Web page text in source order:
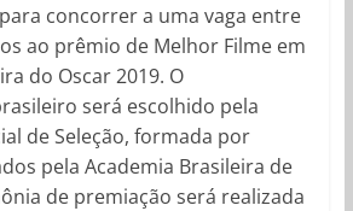
concorrer a uma vaga entre
ao prêmio de Melhor Filme em
do Oscar 2019. O
será escolhido pela
de Seleção, formada por
pela Academia Brasileira de
de premiação será realizada